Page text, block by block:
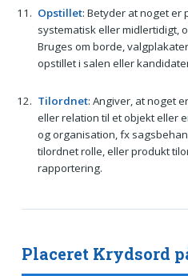
Opstillet: Betyder at noget er
systematisk eller midlertidigt,
Bruges om borde,
opstillet i salen eller
Tilordnet: Angiver, at noget
eller relation til et objekt eller
og organisation, fx
tilordnet rolle, eller produkt
rapportering.
Placeret Krydsord